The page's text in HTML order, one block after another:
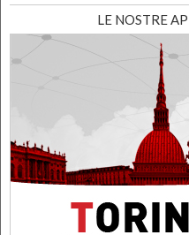
LE NOSTRE